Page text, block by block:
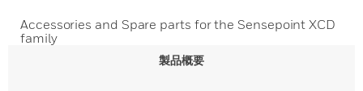
Accessories and Spare parts for the Sensepoint XCD
family
製品概要